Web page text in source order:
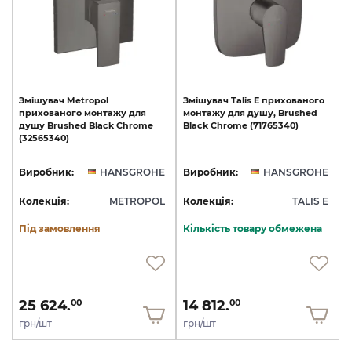
Змішувач Metropol
прихованого монтажу для
душу Brushed Black Chrome
(32565340)
Виробник: HANSGROHE
Колекція: METROPOL
Під замовлення
25 624.00
грн/шт
Змішувач Talis E прихованого
монтажу для душу, Brushed
Black Chrome (71765340)
Виробник: HANSGROHE
Колекція: TALIS E
Кількість товару обмежена
14 812.00
грн/шт